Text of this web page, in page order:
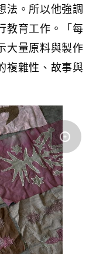
法。所以他強調
教育工作。「每
大量原料與製作
複雜性、故事與